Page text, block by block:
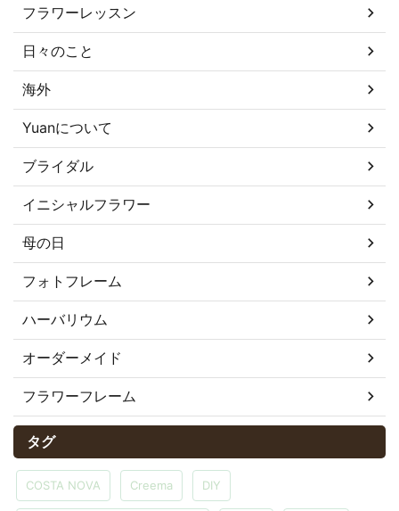
フラワーレッスン
日々のこと
海外
Yuanについて
ブライダル
イニシャルフラワー
母の日
フォトフレーム
ハーバリウム
オーダーメイド
フラワーフレーム
タグ
COSTA NOVA Creema DIY